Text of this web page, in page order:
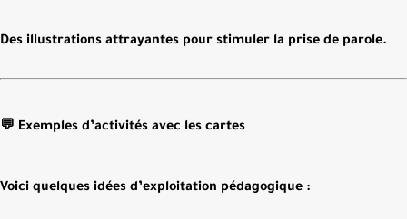
Des illustrations attrayantes pour stimuler la prise de parole.
💬 Exemples d’activités avec les cartes
Voici quelques idées d’exploitation pédagogique :